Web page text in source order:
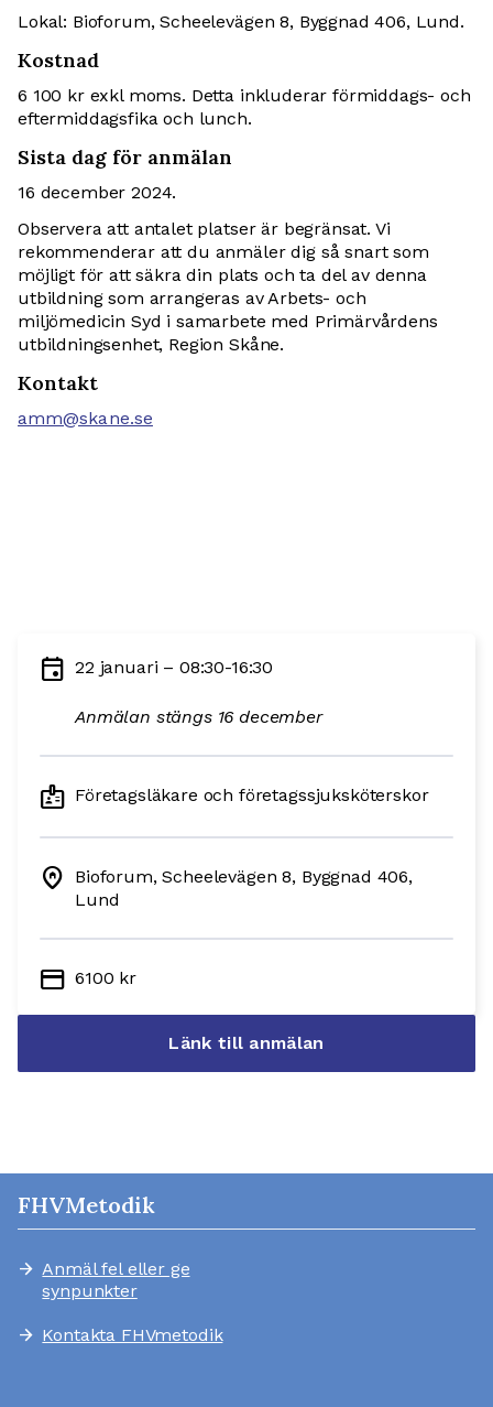
Lokal: Bioforum, Scheelevägen 8, Byggnad 406, Lund.
Kostnad
6 100 kr exkl moms. Detta inkluderar förmiddags- och
eftermiddagsfika och lunch.
Sista dag för anmälan
16 december 2024.
Observera att antalet platser är begränsat. Vi
rekommenderar att du anmäler dig så snart som
möjligt för att säkra din plats och ta del av denna
utbildning som arrangeras av Arbets- och
miljömedicin Syd i samarbete med Primärvårdens
utbildningsenhet, Region Skåne.
Kontakt
amm@skane.se
event 22 januari – 08:30-16:30
Anmälan stängs 16 december
badge Företagsläkare och företagssjuksköterskor
home_pin
Bioforum, Scheelevägen 8, Byggnad 406,
Lund
credit_card 6100 kr
Länk till anmälan
FHVMetodik
arrow_forward Anmäl fel eller ge
synpunkter
arrow_forward Kontakta FHVmetodik